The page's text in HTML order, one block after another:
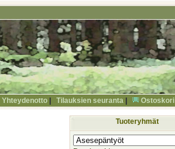
Yhteydenotto Tilauksien seuranta Ostoskori
Tuoteryhmät